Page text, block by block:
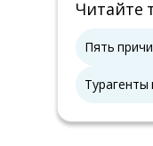
Читайте
Пять
Турагенты